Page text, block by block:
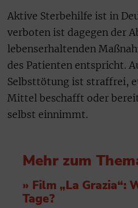
Aktive Sterbehilfe ist in
verboten ist dagegen der
lebenserhaltenden
des Patienten entspricht.
Selbsttötung ist straffrei,
Mittel beschafft oder
selbst einnimmt.
Mehr zum
» Film „La Grazia“:
Tage?